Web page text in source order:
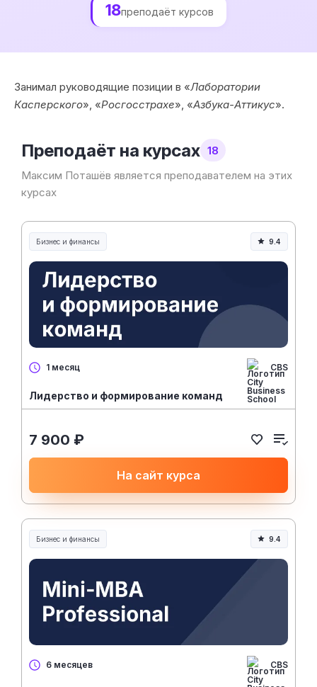
18преподаёт курсов
Занимал руководящие позиции в «Лаборатории
Касперского», «Росгосстрахе», «Азбука-Аттикус».
Преподаёт на курсах 18
Максим Поташёв является преподавателем на этих
курсах
Бизнес и финансы 9.4
1 месяц CBS
Лидерство и формирование команд
7 900 ₽
На сайт курса
Бизнес и финансы 9.4
6 месяцев CBS